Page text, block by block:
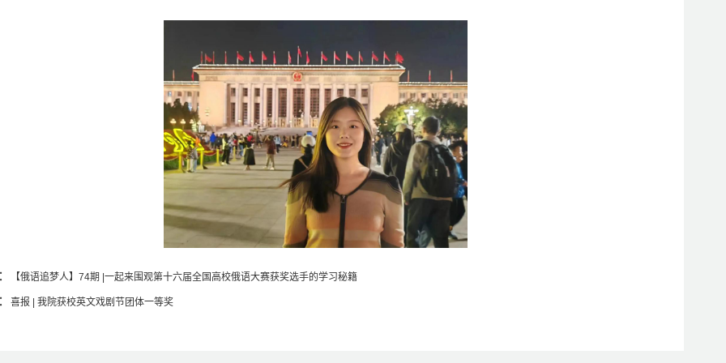
【俄语追梦人】74期 |一起来围观第十六届全国高校俄语大赛获奖选手的学习秘籍
喜报 | 我院获校英文戏剧节团体一等奖